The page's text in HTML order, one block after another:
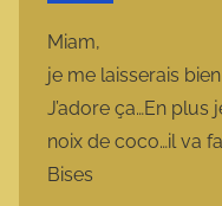
Miam,
je me laisserais
J’adore ça…En plus
noix de coco…il va
Bises